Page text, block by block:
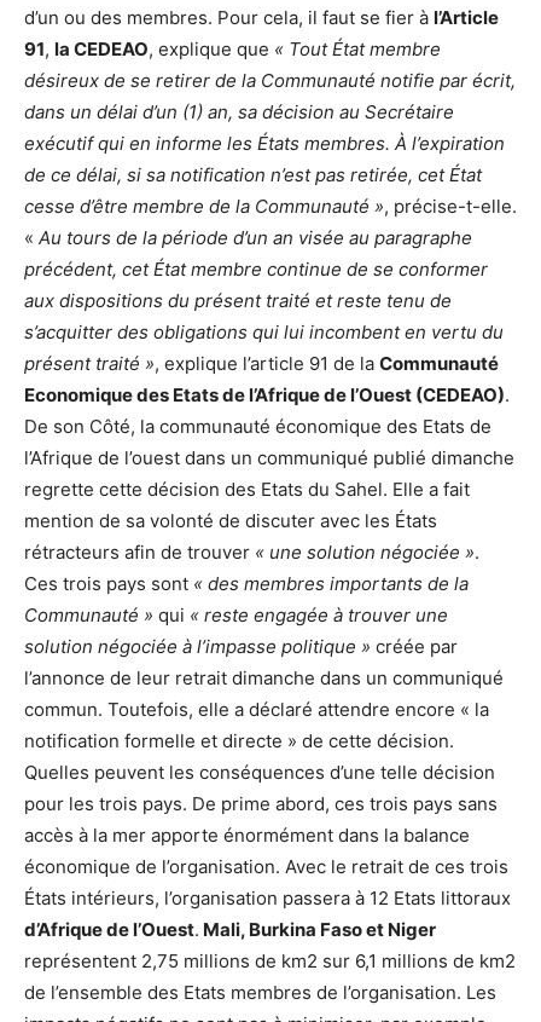
d’un ou des membres. Pour cela, il faut se fier à l’Article
91, la CEDEAO, explique que « Tout État membre
désireux de se retirer de la Communauté notifie par écrit,
dans un délai d’un (1) an, sa décision au Secrétaire
exécutif qui en informe les États membres. À l’expiration
de ce délai, si sa notification n’est pas retirée, cet État
cesse d’être membre de la Communauté », précise-t-elle.
« Au tours de la période d’un an visée au paragraphe
précédent, cet État membre continue de se conformer
aux dispositions du présent traité et reste tenu de
s’acquitter des obligations qui lui incombent en vertu du
présent traité », explique l’article 91 de la Communauté
Economique des Etats de l’Afrique de l’Ouest (CEDEAO).
De son Côté, la communauté économique des Etats de
l’Afrique de l’ouest dans un communiqué publié dimanche
regrette cette décision des Etats du Sahel. Elle a fait
mention de sa volonté de discuter avec les États
rétracteurs afin de trouver « une solution négociée ».
Ces trois pays sont « des membres importants de la
Communauté » qui « reste engagée à trouver une
solution négociée à l’impasse politique » créée par
l’annonce de leur retrait dimanche dans un communiqué
commun. Toutefois, elle a déclaré attendre encore « la
notification formelle et directe » de cette décision.
Quelles peuvent les conséquences d’une telle décision
pour les trois pays. De prime abord, ces trois pays sans
accès à la mer apporte énormément dans la balance
économique de l’organisation. Avec le retrait de ces trois
États intérieurs, l’organisation passera à 12 Etats littoraux
d’Afrique de l’Ouest. Mali, Burkina Faso et Niger
représentent 2,75 millions de km2 sur 6,1 millions de km2
de l’ensemble des Etats membres de l’organisation. Les